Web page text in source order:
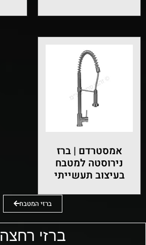
ברזי רחצה
אמסטרדם | ברז
נירוסטה למטבח
בעיצוב תעשייתי
ברזי המטבח